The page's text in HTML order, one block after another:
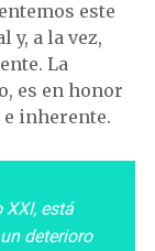
este
y, a la vez,
La
es en honor
inherente.
está
deterioro